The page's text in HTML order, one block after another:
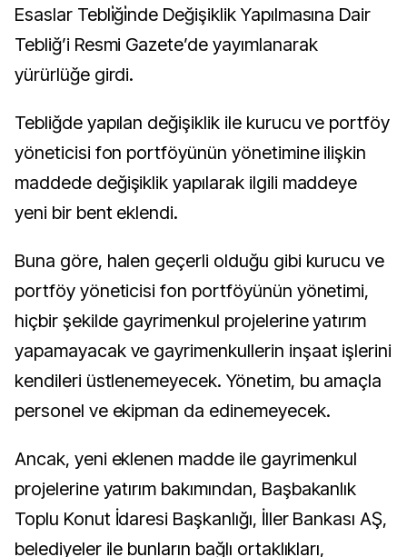
Esaslar Tebli̇ği̇nde Değişiklik Yapılmasına Dair
Tebliğ’i Resmi Gazete’de yayımlanarak
yürürlüğe girdi.
Tebliğde yapılan değişiklik ile kurucu ve portföy
yöneticisi fon portföyünün yönetimine ilişkin
maddede değişiklik yapılarak ilgili maddeye
yeni bir bent eklendi.
Buna göre, halen geçerli olduğu gibi kurucu ve
portföy yöneticisi fon portföyünün yönetimi,
hiçbir şekilde gayrimenkul projelerine yatırım
yapamayacak ve gayrimenkullerin inşaat işlerini
kendileri üstlenemeyecek. Yönetim, bu amaçla
personel ve ekipman da edinemeyecek.
Ancak, yeni eklenen madde ile gayrimenkul
projelerine yatırım bakımından, Başbakanlık
Toplu Konut İdaresi Başkanlığı, İller Bankası AŞ,
belediyeler ile bunların bağlı ortaklıkları,